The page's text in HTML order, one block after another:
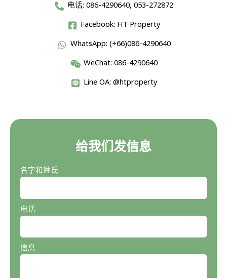
给我们发信息
名字和姓氏
电话
信息
电话: 086-4290640, 053-272872
Facebook: HT Property
WhatsApp: (+66)086-4290640
WeChat: 086-4290640
Line OA: @htproperty